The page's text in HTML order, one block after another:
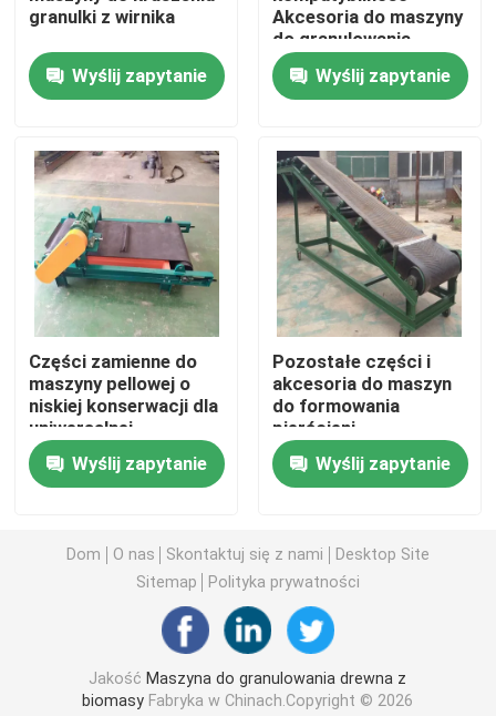
Nowości
Maszyna do granulowania drewna z biomasy
Przemysłowa maszyna do pelletu drzewnego
Maszyna do pelletu paszowego
maszyna do rozdrabniania drewna
Kruszarka młotkowa
Sprzęt do suszenia biomasy
Chłodnica pelletu
granulki z wirnika
Wyślij zapytanie
Akcesoria do maszyny
do granulowania
Wyślij zapytanie
Części zamienne do
maszyny pellowej o
niskiej konserwacji dla
uniwersalnej
zgodności
Wyślij zapytanie
Pozostałe części i
akcesoria do maszyn
do formowania
pierścieni
Wyślij zapytanie
Dom O nas Skontaktuj się z nami
Desktop Site
Sitemap
Polityka prywatności
Jakość Maszyna do granulowania drewna z
biomasy Fabryka w Chinach.Copyright © 2026